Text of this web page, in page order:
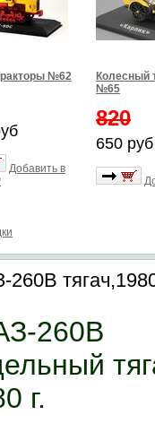
№62
Добавить в
Колесный
№65
820
650 руб
260В
260В
г.